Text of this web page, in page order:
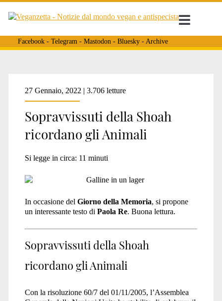
Facebook- Telegram- Mastodon- Bluesky- Archive
Tag:
<span>Lucy
Rosen
Kaplan</span>
27 Gennaio, 2022 | 3.706 letture
Sopravvissuti della Shoah
ricordano gli Animali
Si legge in circa: 11 minuti
In occasione del Giorno della Memoria, si propone
un interessante testo di Paola Re. Buona lettura.
Sopravvissuti della Shoah
ricordano gli Animali
Con la risoluzione 60/7 del 01/11/2005, l’Assemblea